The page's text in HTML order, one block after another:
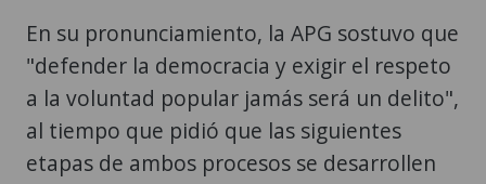
En su pronunciamiento, la APG sostuvo que
"defender la democracia y exigir el respeto
a la voluntad popular jamás será un delito",
al tiempo que pidió que las siguientes
etapas de ambos procesos se desarrollen